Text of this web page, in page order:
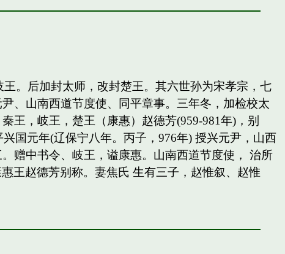
。后加封太师，改封楚王。其六世孙为宋孝宗，七
、山南西道节度使、同平章事。三年冬，加检校太
王，岐王，楚王（康惠）赵德芳(959-981年)，别
国元年(辽保宁八年。丙子，976年) 授兴元尹，山西
赠中书令、岐王，谥康惠。山南西道节度使， 治所
王赵德芳别称。妻焦氏 生有三子，赵惟叙、赵惟